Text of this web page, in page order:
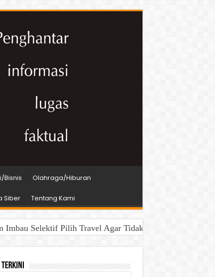
Bisnis Olahraga/Hiburan
Siber Tentang Kami
Imbau Selektif Pilih Travel Agar Tidak Terlantar
Untuk Banua, Hj. Ellyana Trisya : Jalankan Amanah